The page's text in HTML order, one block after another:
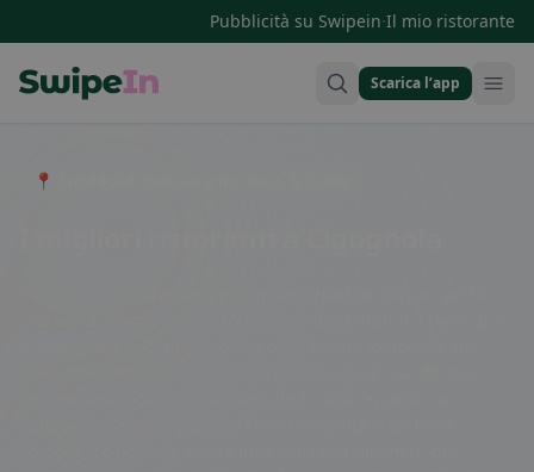
Pubblicità su Swipein·Il mio ristorante
Scarica l’app
📍 Entdecke Restaurants, Bars & Cafés